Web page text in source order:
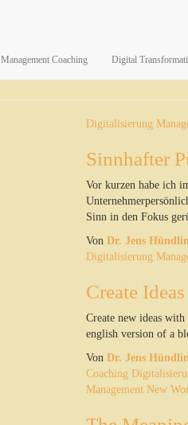
Management Coaching Digital
Digitalisierung
Sinnhafter
Vor kurzen habe ich
Sinn in den Fokus
Von Dr. Jens
Digitalisierung
Create
Create new ideas
english version of a
Von Dr. Jens
Coaching
Management New